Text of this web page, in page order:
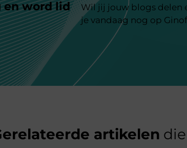
en word lid
Wil jij jouw blogs delen
je vandaag nog op
artikelen